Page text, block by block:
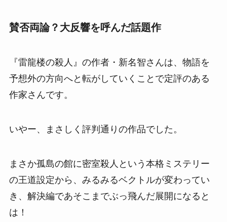
賛否両論？大反響を呼んだ話題作
『雷龍楼の殺人』の作者・新名智さんは、物語を
予想外の方向へと転がしていくことで定評のある
作家さんです。
いやー、まさしく評判通りの作品でした。
まさか孤島の館に密室殺人という本格ミステリー
の王道設定から、みるみるベクトルが変わってい
き、解決編であそこまでぶっ飛んだ展開になると
は！